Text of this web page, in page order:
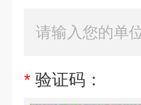
* 验证码：